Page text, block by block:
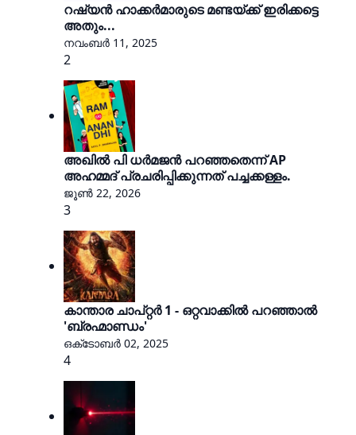
റഷ്യൻ ഹാക്കർമാരുടെ മണ്ടയ്ക്ക് ഇരിക്കട്ടെ
അതും...
നവംബർ 11, 2025
2
അഖിൽ പി ധർമജൻ പറഞ്ഞതെന്ന് AP
അഹമ്മദ് പ്രചരിപ്പിക്കുന്നത് പച്ചക്കള്ളം.
ജൂൺ 22, 2026
3
കാന്താര ചാപ്റ്റർ 1 - ഒറ്റവാക്കിൽ പറഞ്ഞാൽ
'ബ്രഹ്മാണ്ഡം'
ഒക്‌ടോബർ 02, 2025
4